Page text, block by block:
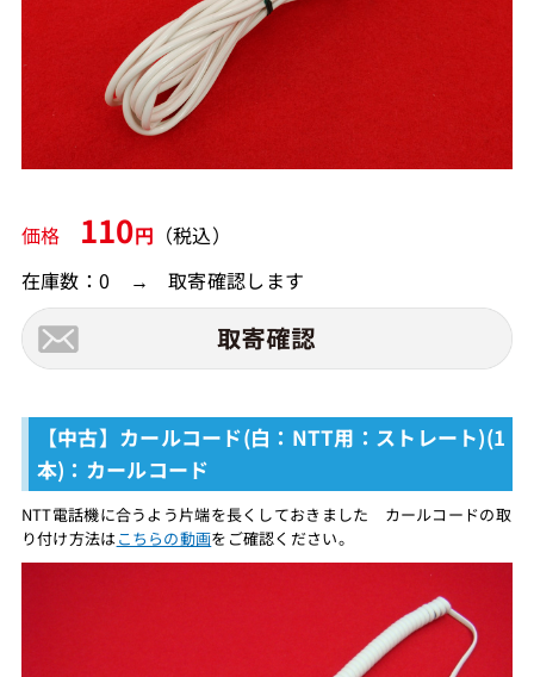
価格 110円 （税込）
在庫数：0 → 取寄確認します
【中古】カールコード(白：NTT用：ストレート)(1
本)：カールコード
NTT電話機に合うよう片端を長くしておきました カールコードの取
り付け方法はこちらの動画をご確認ください。